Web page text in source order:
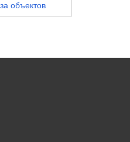
объектов